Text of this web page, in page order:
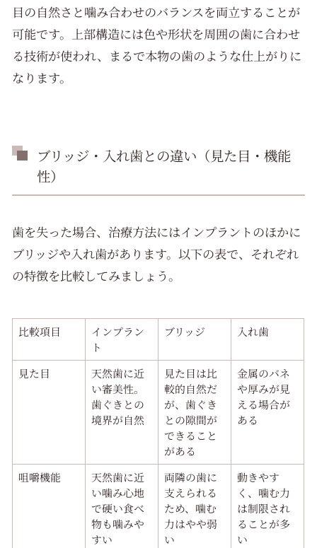
目の自然さと噛み合わせのバランスを両立することが
可能です。上部構造には色や形状を周囲の歯に合わせ
る技術が使われ、まるで本物の歯のような仕上がりに
なります。
ブリッジ・入れ歯との違い（見た目・機能
性）
歯を失った場合、治療方法にはインプラントのほかに
ブリッジや入れ歯があります。以下の表で、それぞれ
の特徴を比較してみましょう。
比較項目
インプラン
ト
ブリッジ 入れ歯
見た目
天然歯に近
い審美性。
歯ぐきとの
境界が自然
見た目は比
較的自然だ
が、歯ぐき
との隙間が
できること
がある
金属のバネ
や厚みが見
える場合が
ある
咀嚼機能
天然歯に近
い噛み心地
で硬い食べ
物も噛みや
すい
両隣の歯に
支えられる
ため、噛む
力はやや弱
い
動きやす
く、噛む力
は制限され
ることが多
い